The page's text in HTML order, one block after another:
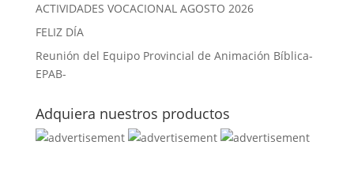
ACTIVIDADES VOCACIONAL AGOSTO 2026
FELIZ DÍA
Reunión del Equipo Provincial de Animación Bíblica-
EPAB-
Adquiera nuestros productos